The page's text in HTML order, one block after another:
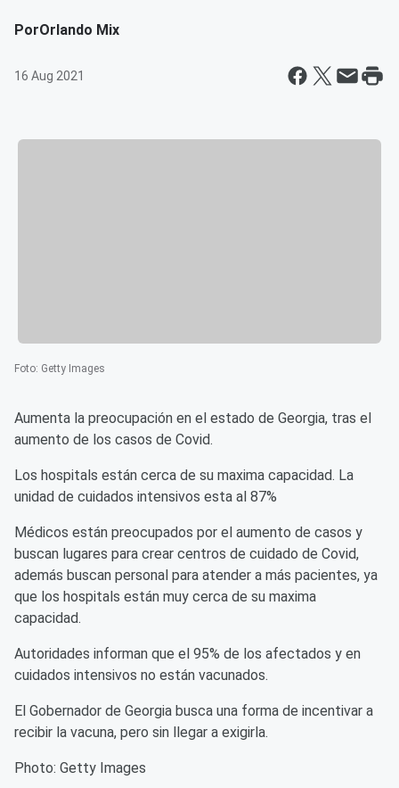
PorOrlando Mix
16 Aug 2021
Foto: Getty Images
Aumenta la preocupación en el estado de Georgia, tras el
aumento de los casos de Covid.
Los hospitals están cerca de su maxima capacidad. La
unidad de cuidados intensivos esta al 87%
Médicos están preocupados por el aumento de casos y
buscan lugares para crear centros de cuidado de Covid,
además buscan personal para atender a más pacientes, ya
que los hospitals están muy cerca de su maxima
capacidad.
Autoridades informan que el 95% de los afectados y en
cuidados intensivos no están vacunados.
El Gobernador de Georgia busca una forma de incentivar a
recibir la vacuna, pero sin llegar a exigirla.
Photo: Getty Images